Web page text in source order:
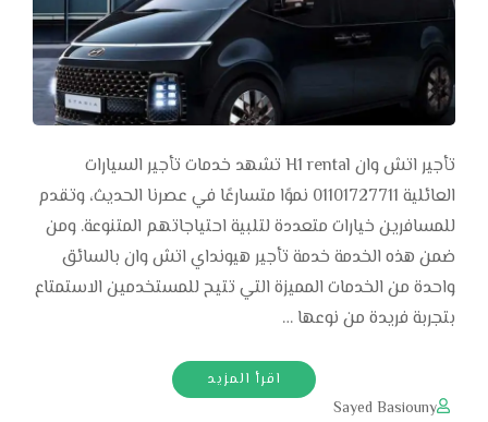
تأجير اتش وان H1 rental تشهد خدمات تأجير السيارات
العائلية 01101727711 نموًا متسارعًا في عصرنا الحديث، وتقدم
للمسافرين خيارات متعددة لتلبية احتياجاتهم المتنوعة. ومن
ضمن هذه الخدمة خدمة تأجير هيونداي اتش وان بالسائق
واحدة من الخدمات المميزة التي تتيح للمستخدمين الاستمتاع
بتجربة فريدة من نوعها …
اقرأ المزيد
Sayed Basiouny